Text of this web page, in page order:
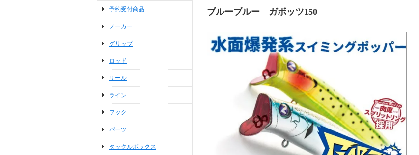
予約受付商品
メーカー
グリップ
ロッド
リール
ライン
フック
パーツ
タックルボックス
ブルーブルー ガボッツ150